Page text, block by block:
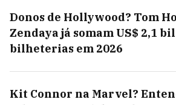
Donos de Hollywood? Tom
Zendaya já somam US$ 2,1
bilheterias em 2026
Kit Connor na Marvel?